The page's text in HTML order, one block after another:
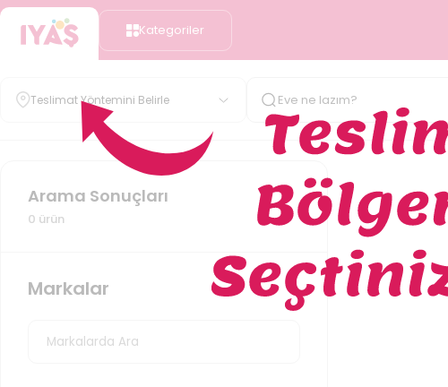
Kategoriler
Teslimat Yöntemini Belirle
Arama Sonuçları
0 ürün
Markalar